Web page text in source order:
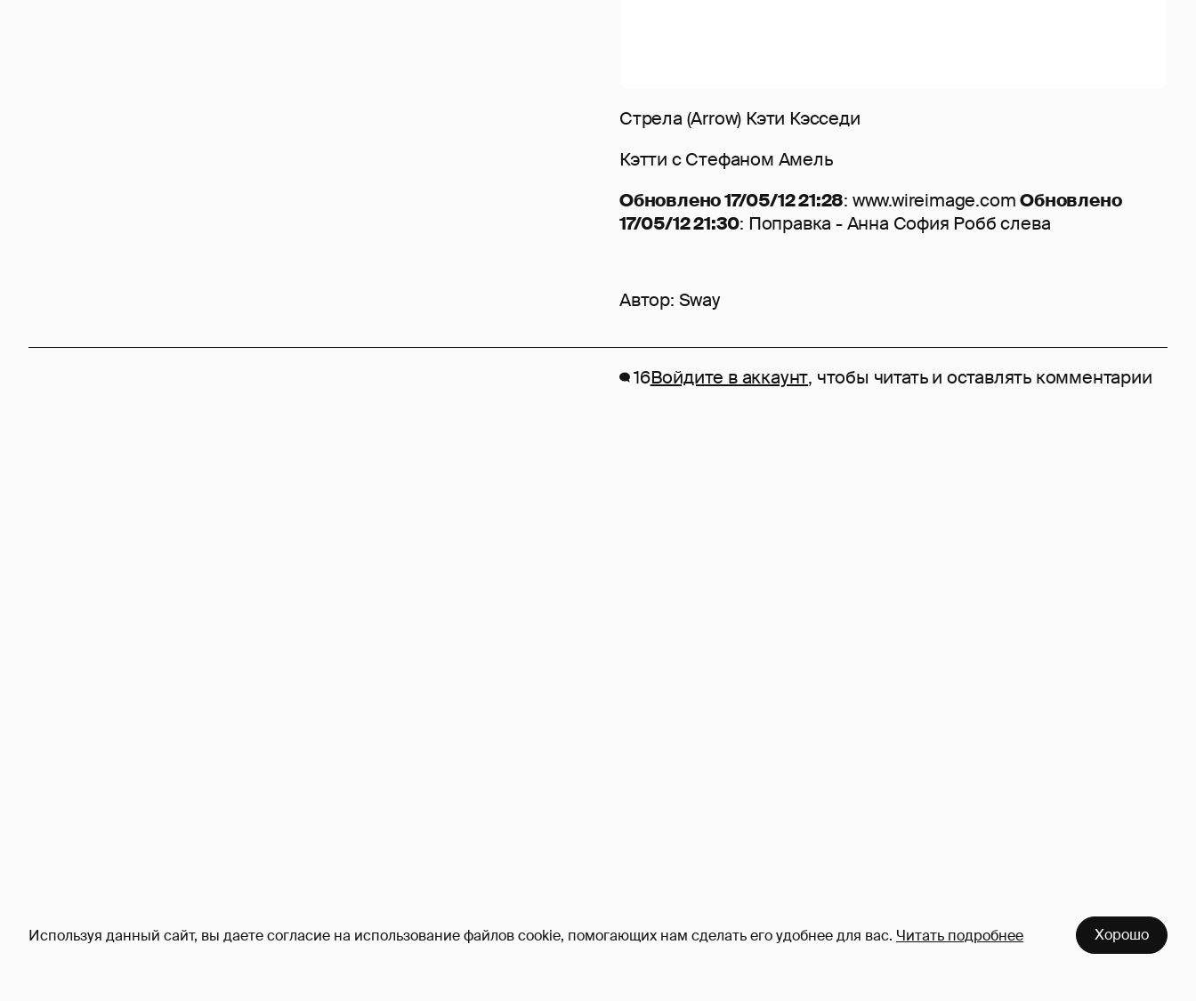
Используя данный сайт, вы даете согласие на использование файлов cookie, помогающих нам сделать его удобнее для вас. Читать подробнее Хорошо
Стрела (Arrow) Кэти Кэсседи
Кэтти с Стефаном Амель
Обновлено 17/05/12 21:28: www.wireimage.comОбновлено
17/05/12 21:30: Поправка - Анна София Робб слева
Автор: Sway
16Войдите в аккаунт, чтобы читать и оставлять комментарии